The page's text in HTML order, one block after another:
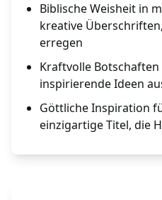
Biblische Weisheit in
kreative
erregen
Kraftvolle
inspirierende Ideen
Göttliche Inspiration
einzigartige Titel, die